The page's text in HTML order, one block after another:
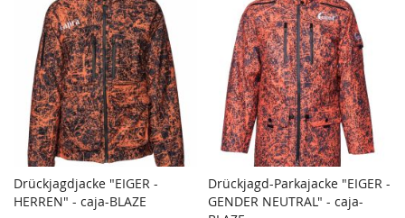
In den Warenkorb
Drückjagdjacke "EIGER -
HERREN" - caja-BLAZE
In den Warenkorb
Drückjagd-Parkajacke "EIGER -
GENDER NEUTRAL" - caja-